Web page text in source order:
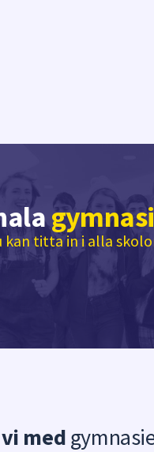
kan titta in i alla
med